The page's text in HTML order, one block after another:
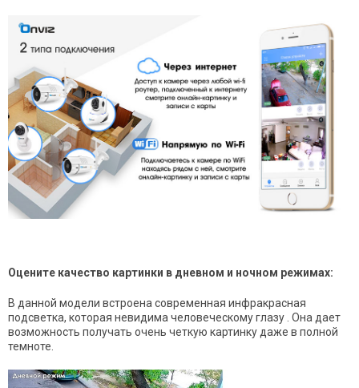
Оцените качество картинки в дневном и ночном режимах:
В данной модели встроена современная инфракрасная
подсветка, которая невидима человеческому глазу . Она дает
возможность получать очень четкую картинку даже в полной
темноте.